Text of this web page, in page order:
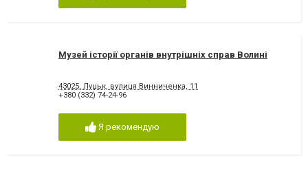
Музей історії органів внутрішніх справ Волині
43025, Луцьк, вулиця Винниченка, 11
+380 (332) 74-24-96
Я рекомендую